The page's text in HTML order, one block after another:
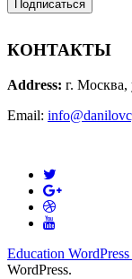
КОНТАКТЫ
Address: г.
Email:
Education
WordPress.